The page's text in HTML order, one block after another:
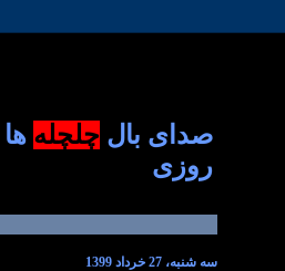
صدای بال چلچله
روزی
سه شنبه، 27 خرداد 1399